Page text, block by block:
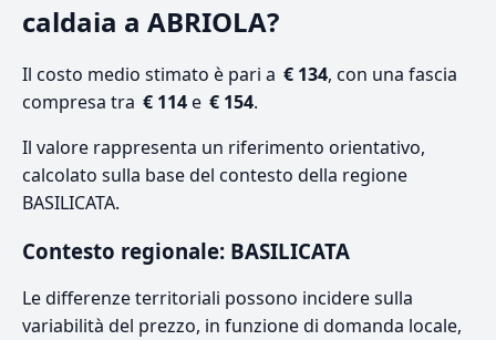
caldaia a ABRIOLA?
Il costo medio stimato è pari a € 134, con una fascia
compresa tra € 114e € 154.
Il valore rappresenta un riferimento orientativo,
calcolato sulla base del contesto della regione
BASILICATA.
Contesto regionale: BASILICATA
Le differenze territoriali possono incidere sulla
variabilità del prezzo, in funzione di domanda locale,